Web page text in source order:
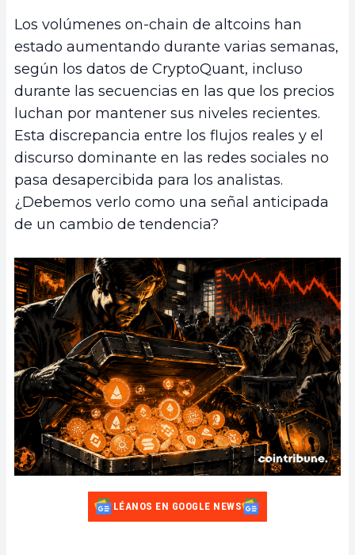
Los volúmenes on-chain de altcoins han
estado aumentando durante varias semanas,
según los datos de CryptoQuant, incluso
durante las secuencias en las que los precios
luchan por mantener sus niveles recientes.
Esta discrepancia entre los flujos reales y el
discurso dominante en las redes sociales no
pasa desapercibida para los analistas.
¿Debemos verlo como una señal anticipada
de un cambio de tendencia?
LÉANOS EN GOOGLE NEWS